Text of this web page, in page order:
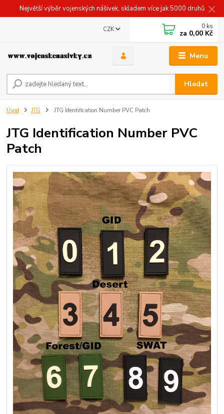
Největší výběr vojenských nášivek, skladem více jak 5000 druhů
Menu
CZK
Hledat
0 ks
za 0,00 Kč
Úvod JTG JTG Identification Number PVC Patch
JTG Identification Number PVC
Patch